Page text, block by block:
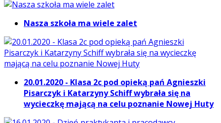
Nasza szkoła ma wiele zalet
20.01.2020 - Klasa 2c pod opieką pań Agnieszki
Pisarczyk i Katarzyny Schiff wybrała się na
wycieczkę mającą na celu poznanie Nowej Huty